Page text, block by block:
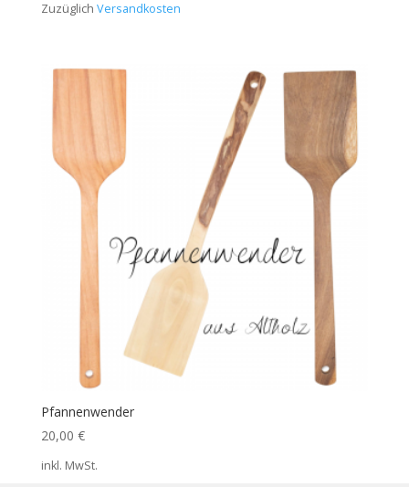
Zuzüglich Versandkosten
Pfannenwender
20,00 €
inkl. MwSt.